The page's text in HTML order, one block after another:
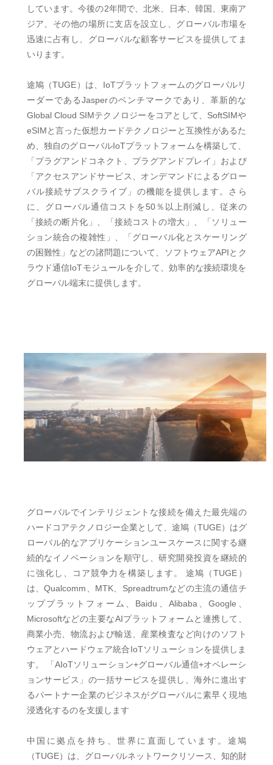
しています。今後の2年間で、北米、日本、韓国、東南ア
ジア、その他の場所に支店を設立し、グローバル市場を
迅速に占有し、グローバルな顧客サービスを提供してま
いります。
途鳩（TUGE）は、IoTプラットフォームのグローバルリ
ーダーであるJasperのベンチマークであり、革新的な
Global Cloud SIMテクノロジーをコアとして、SoftSIMや
eSIMと言った仮想カードテクノロジーと互換性があるた
め、独自のグローバルIoTプラットフォームを構築して、
「プラグアンドコネクト、プラグアンドプレイ」および
「アクセスアンドサービス、オンデマンドによるグロー
バル接続サブスクライブ」の機能を提供します。さら
に、グローバル通信コストを50％以上削減し、従来の
「接続の断片化」、「接続コストの増大」、「ソリュー
ション統合の複雑性」、「グローバル化とスケーリング
の困難性」などの諸問題について、ソフトウェアAPIとク
ラウド通信IoTモジュールを介して、効率的な接続環境を
グローバル端末に提供します。
グローバルでインテリジェントな接続を備えた最先端の
ハードコアテクノロジー企業として、途鳩（TUGE）はグ
ローバル的なアプリケーションユースケースに関する継
続的なイノベーションを順守し、研究開発投資を継続的
に強化し、コア競争力を構築します。 途鳩（TUGE）
は、Qualcomm、MTK、Spreadtrumなどの主流の通信チ
ッププラットフォーム、Baidu、Alibaba、Google、
Microsoftなどの主要なAIプラットフォームと連携して、
商業小売、物流および輸送、産業検査など向けのソフト
ウェアとハードウェア統合IoTソリューションを提供しま
す。 「AIoTソリューション+グローバル通信+オペレーシ
ョンサービス」の一括サービスを提供し、海外に進出す
るパートナー企業のビジネスがグローバルに素早く現地
浸透化するのを支援します
中国に拠点を持ち、世界に直面しています。途鳩
（TUGE）は、グローバルネットワークリソース、知的財